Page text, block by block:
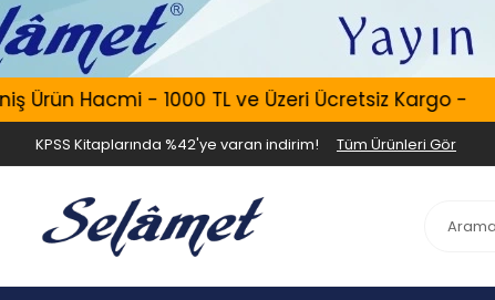
Hacmi - 1000 TL ve Üzeri Ücretsiz Kargo -
KPSS Kitaplarında %42'ye varan indirim! Tüm Ürünleri Gör